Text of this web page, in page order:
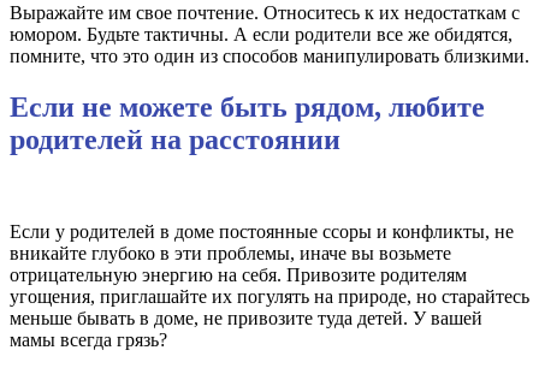
Выражайте им свое почтение. Относитесь к их недостаткам с
юмором. Будьте тактичны. А если родители все же обидятся,
помните, что это один из способов манипулировать близкими.
Если не можете быть рядом, любите
родителей на расстоянии
Если у родителей в доме постоянные ссоры и конфликты, не
вникайте глубоко в эти проблемы, иначе вы возьмете
отрицательную энергию на себя. Привозите родителям
угощения, приглашайте их погулять на природе, но старайтесь
меньше бывать в доме, не привозите туда детей. У вашей
мамы всегда грязь?